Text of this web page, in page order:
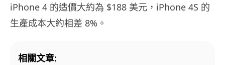
iPhone 4 的造價大約為 $188 美元，iPhone 4S 的
生產成本大約相差 8%。
相關文章: